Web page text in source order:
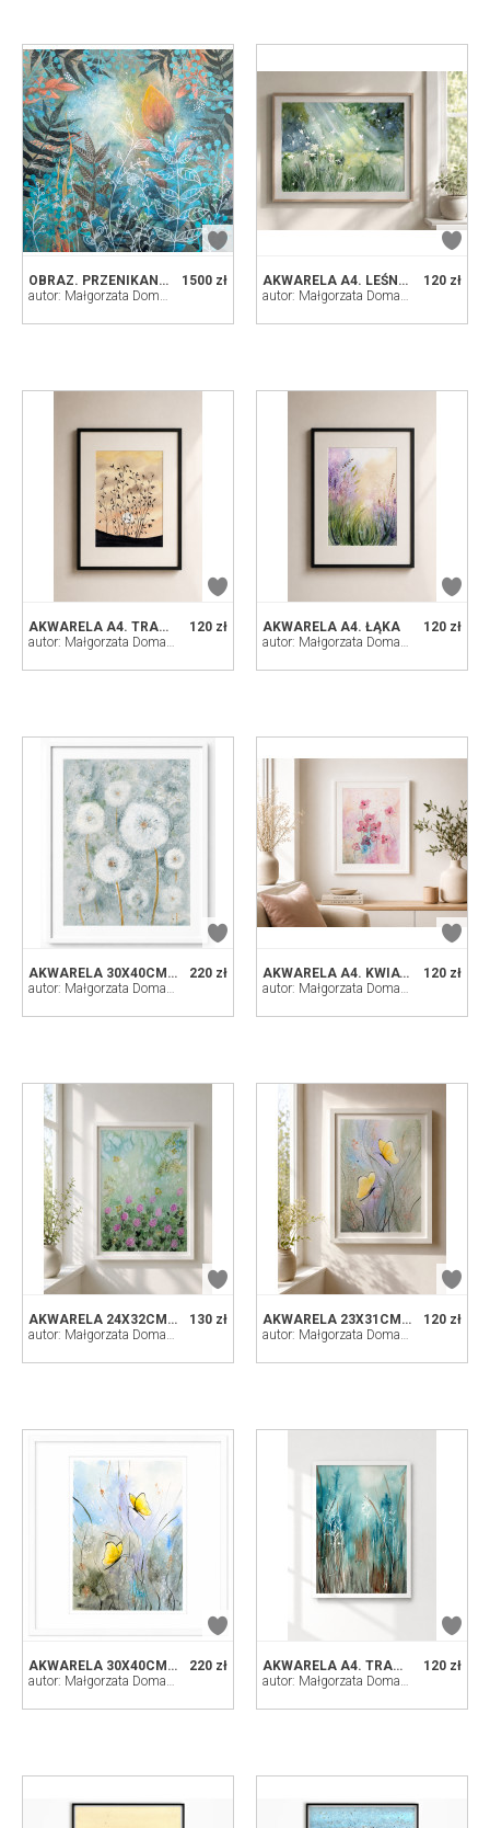
1500 zł
OBRAZ. PRZENIKANIA 70X70CM
autor: Małgorzata Domańska ART
120 zł
AKWARELA A4. LEŚNA POLANA
autor: Małgorzata Domańska ART
120 zł
AKWARELA A4. TRAWY
autor: Małgorzata Domańska ART
120 zł
AKWARELA A4. ŁĄKA
autor: Małgorzata Domańska ART
220 zł
AKWARELA 30X40CM. DMUCHAWCE
autor: Małgorzata Domańska ART
120 zł
AKWARELA A4. KWIATY
autor: Małgorzata Domańska ART
130 zł
AKWARELA 24X32CM. KONICZYNA
autor: Małgorzata Domańska ART
120 zł
AKWARELA 23X31CM. MOTYLE
autor: Małgorzata Domańska ART
220 zł
AKWARELA 30X40CM. WAŻKA
autor: Małgorzata Domańska ART
120 zł
AKWARELA A4. TRAWY
autor: Małgorzata Domańska ART